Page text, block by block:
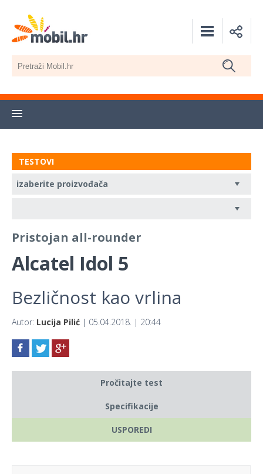
TESTOVI
Pristojan all-rounder
Alcatel Idol 5
Bezličnost kao vrlina
Autor: Lucija Pilić | 05.04.2018. | 20:44
Pročitajte test
Specifikacije
USPOREDI